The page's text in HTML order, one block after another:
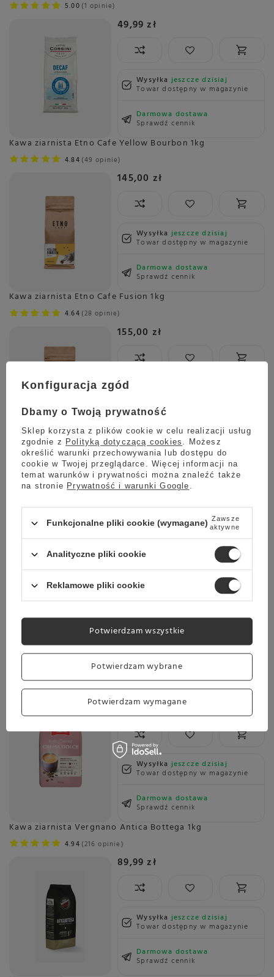
5.00 1 opinie
49,99 zł
Wysyłkajeszcze dzisiaj
Towar dostępny w magazynie
Darmowa dostawa
Sprawdź cennik
Kawa ziarnista Etno Cafe Yellow Bourbon 1kg
4.84 49 opinie
145,00 zł
Wysyłkajeszcze dzisiaj
Towar dostępny w magazynie
Darmowa dostawa
Sprawdź cennik
Kawa ziarnista Etno Cafe Fusion 1kg
4.64 28 opinie
155,00 zł
Sprawdź cennik
Kawa ziarnista Vergnano 900 Novecento Espresso Dolce
1kg
4.95 22 opinie
Wysyłka
Towar dostępny w magazynie
Darmowa dostawa
Promocja
Kawa ziarnista Melitta BellaCrema Crema Dolce 1kg
5.00 1 opinie
69,99 zł
59,99 zł 10,00 zł
Najniższa cena z ostatnich 30 dni:
Wysyłkajeszcze dzisiaj
Towar dostępny w magazynie
Darmowa dostawa
Sprawdź cennik
Kawa ziarnista Vergnano Antica Bottega 1kg
4.94 216 opinie
89,99 zł
Wysyłkajeszcze dzisiaj
Towar dostępny w magazynie
Darmowa dostawa
Sprawdź cennik
Konfiguracja zgód
Dbamy o Twoją prywatność
Sklep korzysta z plików cookie w celu realizacji usług
zgodnie z Polityką dotyczącą cookies . Możesz
określić warunki przechowywania lub dostępu do
cookie w Twojej przeglądarce. Więcej informacji na
temat warunków i prywatności można znaleźć także
na stronie Prywatność i warunki Google .
Funkcjonalne pliki cookie (wymagane) Zawsze
aktywne
Analityczne pliki cookie
Reklamowe pliki cookie
Potwierdzam wybrane
Potwierdzam wymagane
Potwierdzam wszystkie